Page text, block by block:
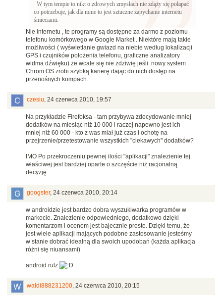
W tym tempie to nikt o zdrowych zmysłach nie zdąży się połapać
co potrzebuje, jak dla mnie to jest sztuczne zapychanie internetu
śmieciami.
Nie internetu , te programy są dostępne za darmo z poziomu
telefonu komórkowego w Google Market . Niektóre mają takie
możliwości ( wyświetlanie gwiazd na niebie według lokalizacji
GPS i czujników położenia telefonu, graficzne analizatory
widma dźwięku) że wcale się nie zdziwię jeśli nowy system
Chrom OS zrobi szybką karierę dając do nich dostęp na
przenośnych kompach.
czesiu, 24 czerwca 2010, 19:57
Na przykładzie Firefoksa - tam przybywa zdecydowanie mniej
dodatków na miesiąc niż 10 000 i raczej napewno jest ich
mniej niż 60 000 - kto z was miał już czas i ochotę na
przejrzenie/przetestowanie wszystkich "ciekawych" dodatków?
IMO Po przekroczeniu pewnej ilości "aplikacji" znalezienie tej
właściwej jest bardziej oparte o szczęście niż racjonalną
decyzję.
googster, 24 czerwca 2010, 20:14
w androidzie jest bardzo dobra wyszukiwarka programów w
markecie. Znalezienie odpowiedniego, dodatkowo dzięki
komentarzom i ocenom jest bajecznie proste. Dzięki temu, że
jest wiele aplikacji mających podobne zastosowanie jesteśmy
w stanie dobrać idealną dla swoich upodobań (każda aplikacja
różni się niuansami)
android rulz
waldi888231200, 24 czerwca 2010, 20:15